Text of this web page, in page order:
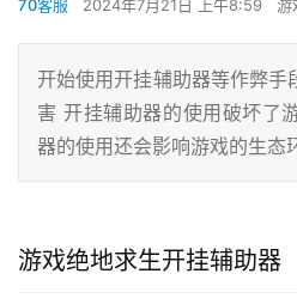
70客服 2024年7月21日 上午8:59 游
开始使用开挂辅助器等作弊手
害 开挂辅助器的使用破坏了
器的使用还会影响游戏的生态
游戏绝地求生开挂辅助器